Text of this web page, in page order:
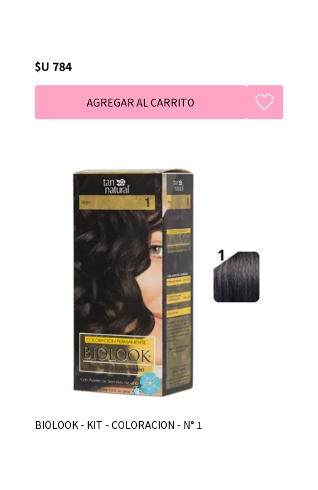
$U 784
BIOLOOK - KIT - COLORACION - N° 1